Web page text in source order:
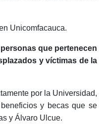
Unicomfacauca.
que pertenecen
y víctimas de la
por la Universidad,
y becas que se
y Álvaro Ulcue.